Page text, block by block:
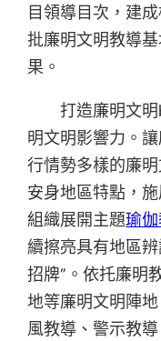
目領導目次，建
批廉明文明教導
果。
打造廉明文
明文明影響力。
行情勢多樣的廉
安身地區特點，
組織展開主題瑜
續擦亮具有地區
招牌”。依托廉明
地等廉明文明陣
風教導、警示教